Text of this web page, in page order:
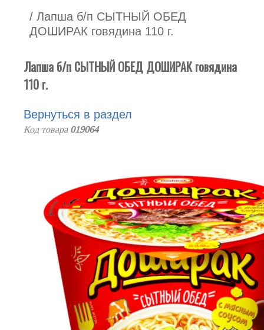
/ Лапша б/п СЫТНЫЙ ОБЕД
ДОШИРАК говядина 110 г.
Лапша б/п СЫТНЫЙ ОБЕД ДОШИРАК говядина
110 г.
Вернуться в раздел
Код товара 019064